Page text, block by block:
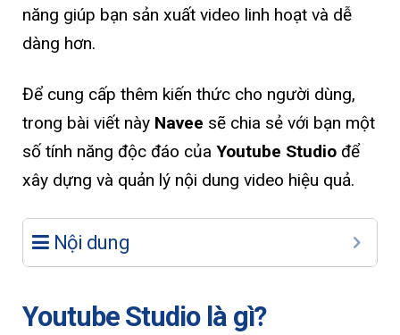
năng giúp bạn sản xuất video linh hoạt và dễ
dàng hơn.
Để cung cấp thêm kiến thức cho người dùng,
trong bài viết này Navee sẽ chia sẻ với bạn một
số tính năng độc đáo của Youtube Studio để
xây dựng và quản lý nội dung video hiệu quả.
Nội dung
Youtube Studio là gì?